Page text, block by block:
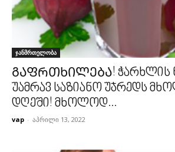
ჯანმრთელობა
ᲒᲐᲤᲠᲗᲮᲘᲚᲔᲑᲐ! ჭარხლის
უამრავ საზიანო უჯრედს
დღეში! მხოლოდ...
vap - აპრილი 13, 2022